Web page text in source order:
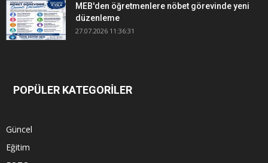
MEB'den öğretmenlere nöbet görevinde yeni
düzenleme
27.07.2026 11:36:31
POPÜLER KATEGORİLER
Güncel
Eğitim